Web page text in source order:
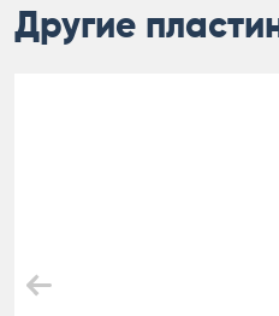
Другие